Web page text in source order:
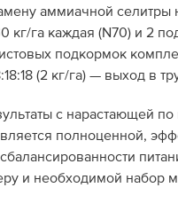
аммиачной селитры
кг/га каждая (N70) и 2
подкормок
(2 кг/га) — выход в
с нарастающей
полноценной,
и необходимой набор